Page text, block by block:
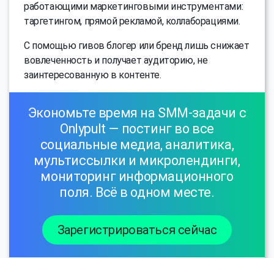
работающими маркетинговыми инструментами:
таргетингом, прямой рекламой, коллаборациями.
С помощью гивов блогер или бренд лишь снижает
вовлеченность и получает аудиторию, не
заинтересованную в контенте.
Экономьте время на SMM-задачи с
Onlypult — постинг во все
социальные медиа, аналитика,
мультиссылки и микролендинги,
мониторинг информационного
поля. Всё в одном месте.
Зарегистрироваться сейчас